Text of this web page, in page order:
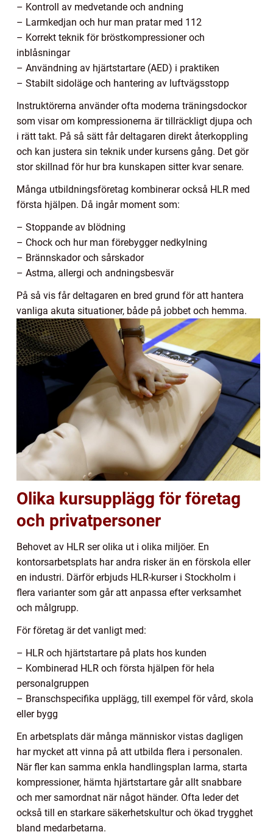
– Kontroll av medvetande och andning
– Larmkedjan och hur man pratar med 112
– Korrekt teknik för bröstkompressioner och
inblåsningar
– Användning av hjärtstartare (AED) i praktiken
– Stabilt sidoläge och hantering av luftvägsstopp
Instruktörerna använder ofta moderna träningsdockor
som visar om kompressionerna är tillräckligt djupa och
i rätt takt. På så sätt får deltagaren direkt återkoppling
och kan justera sin teknik under kursens gång. Det gör
stor skillnad för hur bra kunskapen sitter kvar senare.
Många utbildningsföretag kombinerar också HLR med
första hjälpen. Då ingår moment som:
– Stoppande av blödning
– Chock och hur man förebygger nedkylning
– Brännskador och sårskador
– Astma, allergi och andningsbesvär
På så vis får deltagaren en bred grund för att hantera
vanliga akuta situationer, både på jobbet och hemma.
Olika kursupplägg för företag
och privatpersoner
Behovet av HLR ser olika ut i olika miljöer. En
kontorsarbetsplats har andra risker än en förskola eller
en industri. Därför erbjuds HLR-kurser i Stockholm i
flera varianter som går att anpassa efter verksamhet
och målgrupp.
För företag är det vanligt med:
– HLR och hjärtstartare på plats hos kunden
– Kombinerad HLR och första hjälpen för hela
personalgruppen
– Branschspecifika upplägg, till exempel för vård, skola
eller bygg
En arbetsplats där många människor vistas dagligen
har mycket att vinna på att utbilda flera i personalen.
När fler kan samma enkla handlingsplan larma, starta
kompressioner, hämta hjärtstartare går allt snabbare
och mer samordnat när något händer. Ofta leder det
också till en starkare säkerhetskultur och ökad trygghet
bland medarbetarna.